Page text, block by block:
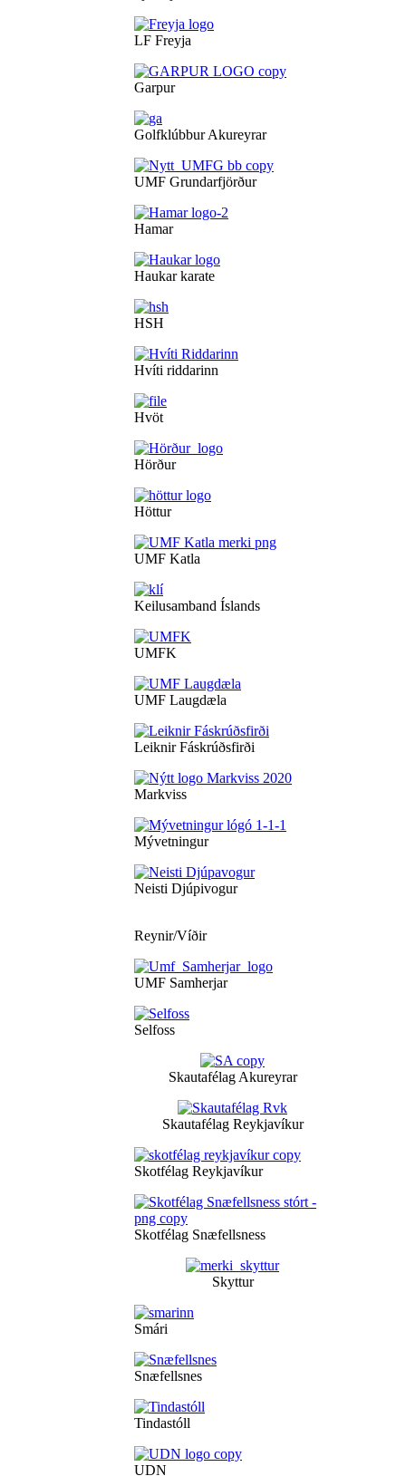
LF Freyja
Garpur
Golfklúbbur Akureyrar
UMF Grundarfjörður
Hamar
Haukar karate
HSH
Hvíti riddarinn
Hvöt
Hörður
Höttur
UMF Katla
Keilusamband Íslands
UMFK
UMF Laugdæla
Leiknir Fáskrúðsfirði
Markviss
Mývetningur
Neisti Djúpivogur
Reynir/Víðir
UMF Samherjar
Selfoss
Skautafélag Akureyrar
Skautafélag Reykjavíkur
Skotfélag Reykjavíkur
Skotfélag Snæfellsness
Skyttur
Smári
Snæfellsnes
Tindastóll
UDN